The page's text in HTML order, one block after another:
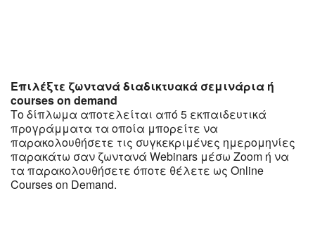
Επιλέξτε ζωντανά διαδικτυακά σεμινάρια ή
courses on demand
Το δίπλωμα αποτελείται από 5 εκπαιδευτικά
προγράμματα τα οποία μπορείτε να
παρακολουθήσετε τις συγκεκριμένες ημερομηνίες
παρακάτω σαν ζωντανά Webinars μέσω Zoom ή να
τα παρακολουθήσετε όποτε θέλετε ως Online
Courses on Demand.